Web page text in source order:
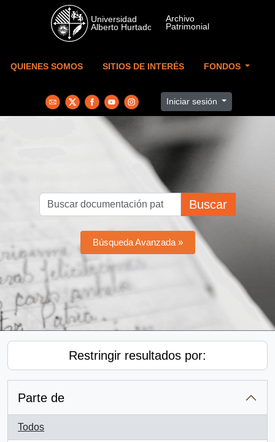
Skip to main content
QUIENES SOMOS SITIOS DE INTERÉS FONDOS
Iniciar sesión
Buscar
Búsqueda Avanzada »
Restringir resultados por:
Parte de
Todos